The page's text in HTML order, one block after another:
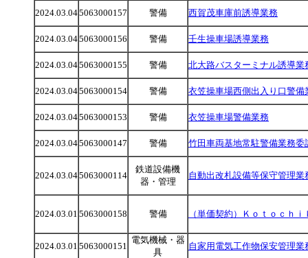
2024.03.045063000157 警備 西賀茂車庫前誘導業務
2024.03.045063000156 警備 壬生操車場誘導業務
2024.03.045063000155 警備 北大路バスターミナル誘導業
2024.03.045063000154 警備 衣笠操車場西側出入り口警備
2024.03.045063000153 警備 衣笠操車場警備業務
2024.03.045063000147 警備 竹田車両基地常駐警備業務委
2024.03.045063000114
鉄道設備機
器・管理
自動出改札設備等保守管理業
2024.03.01 5063000158 警備 （単価契約）Ｋｏｔｏｃｈ
2024.03.01 5063000151
電気機械・器
具
自家用電気工作物保安管理業